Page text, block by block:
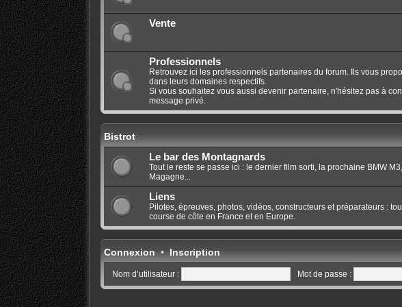
Vente
Professionnels
Retrouvez ici les professionnels partenaires du forum. Ils vous
dans leurs domaines respectifs.
Si vous souhaitez vous aussi devenir partenaire, n'hésitez pas à
message privé.
Bistrot
Le bar des Montagnards
Tout le reste se passe ici : le dernier film sorti, la prochaine BMW
Magagne...
Liens
Pilotes, épreuves, photos, vidéos, constructeurs et préparateurs :
course de côte en France et en Europe.
Connexion•Inscription
Nom d’utilisateur : Mot de passe :